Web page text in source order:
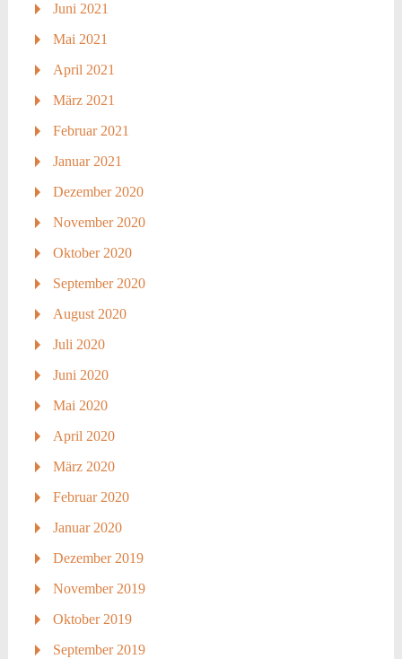
Juni 2021
Mai 2021
April 2021
März 2021
Februar 2021
Januar 2021
Dezember 2020
November 2020
Oktober 2020
September 2020
August 2020
Juli 2020
Juni 2020
Mai 2020
April 2020
März 2020
Februar 2020
Januar 2020
Dezember 2019
November 2019
Oktober 2019
September 2019